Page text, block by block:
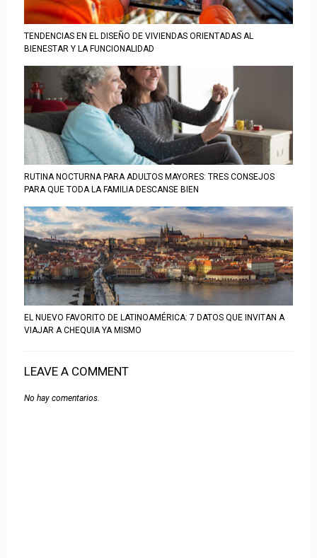
TENDENCIAS EN EL DISEÑO DE VIVIENDAS ORIENTADAS AL
BIENESTAR Y LA FUNCIONALIDAD
RUTINA NOCTURNA PARA ADULTOS MAYORES: TRES CONSEJOS
PARA QUE TODA LA FAMILIA DESCANSE BIEN
EL NUEVO FAVORITO DE LATINOAMÉRICA: 7 DATOS QUE INVITAN A
VIAJAR A CHEQUIA YA MISMO
LEAVE A COMMENT
No hay comentarios.